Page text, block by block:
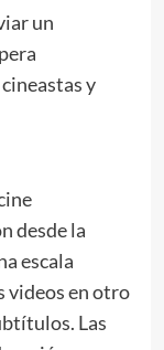
un
y
desde la
escala
videos en otro
Las